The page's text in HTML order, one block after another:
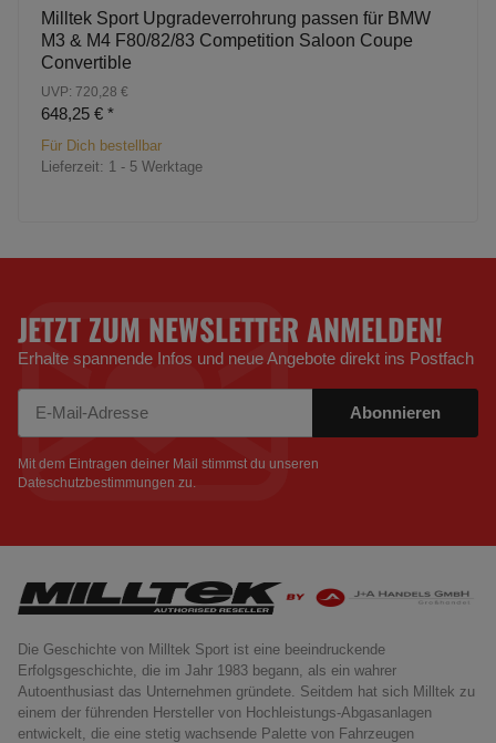
Milltek Sport Upgradeverrohrung passen für BMW
M3 & M4 F80/82/83 Competition Saloon Coupe
Convertible
UVP: 720,28 €
648,25 € *
Für Dich bestellbar
Lieferzeit: 1 - 5 Werktage
JETZT ZUM NEWSLETTER ANMELDEN!
Erhalte spannende Infos und neue Angebote direkt ins Postfach
Abonnieren
Mit dem Eintragen deiner Mail stimmst du unseren
Dateschutzbestimmungen zu.
Die Geschichte von Milltek Sport ist eine beeindruckende
Erfolgsgeschichte, die im Jahr 1983 begann, als ein wahrer
Autoenthusiast das Unternehmen gründete. Seitdem hat sich Milltek zu
einem der führenden Hersteller von Hochleistungs-Abgasanlagen
entwickelt, die eine stetig wachsende Palette von Fahrzeugen